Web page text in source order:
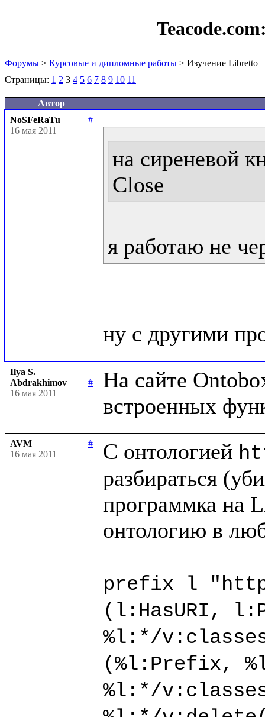
Форумы > Курсовые и дипломные работы > Изучение Libretto
Страницы: 1 2 3 4 5 6 7 8 9 10 11
Автор
NoSFeRaTu
#
16 мая 2011
на сиреневой
Close
я работаю не
Ilya S.
Abdrakhimov
#
16 мая 2011
На сайте
AVM
#
16 мая 2011
С онтологией
разбираться
программка на
онтологию в
prefix l
(l:HasURI,
%l:*/
(%l:Prefix,
%l:*/